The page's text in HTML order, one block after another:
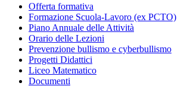
Offerta formativa
Formazione Scuola-Lavoro (ex PCTO)
Piano Annuale delle Attività
Orario delle Lezioni
Prevenzione bullismo e cyberbullismo
Progetti Didattici
Liceo Matematico
Documenti